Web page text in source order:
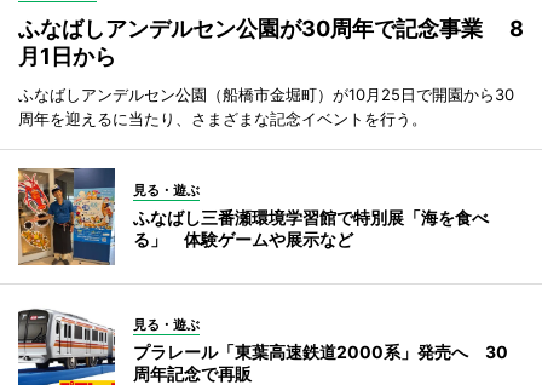
ふなばしアンデルセン公園が30周年で記念事業 8
月1日から
ふなばしアンデルセン公園（船橋市金堀町）が10月25日で開園から30
周年を迎えるに当たり、さまざまな記念イベントを行う。
見る・遊ぶ
ふなばし三番瀬環境学習館で特別展「海を食べ
る」 体験ゲームや展示など
見る・遊ぶ
プラレール「東葉高速鉄道2000系」発売へ 30
周年記念で再販